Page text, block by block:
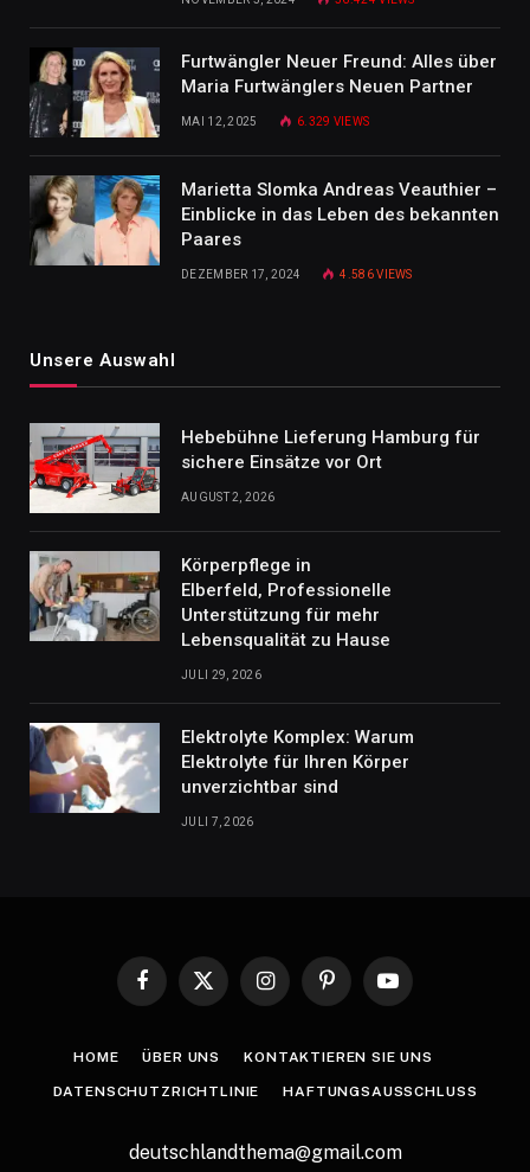
Furtwängler Neuer Freund: Alles über
Maria Furtwänglers Neuen Partner
MAI 12, 2025 6.329 VIEWS
Marietta Slomka Andreas Veauthier –
Einblicke in das Leben des bekannten
Paares
DEZEMBER 17, 2024 4.586VIEWS
Unsere Auswahl
Hebebühne Lieferung Hamburg für
sichere Einsätze vor Ort
AUGUST 2, 2026
Körperpflege in
Elberfeld, Professionelle
Unterstützung für mehr
Lebensqualität zu Hause
JULI 29, 2026
Elektrolyte Komplex: Warum
Elektrolyte für Ihren Körper
unverzichtbar sind
JULI 7, 2026
Facebook
X
InstagramPinterestYouTube
HOME ÜBER UNS KONTAKTIEREN SIE UNS
DATENSCHUTZRICHTLINIE HAFTUNGSAUSSCHLUSS
deutschlandthema@gmail.com